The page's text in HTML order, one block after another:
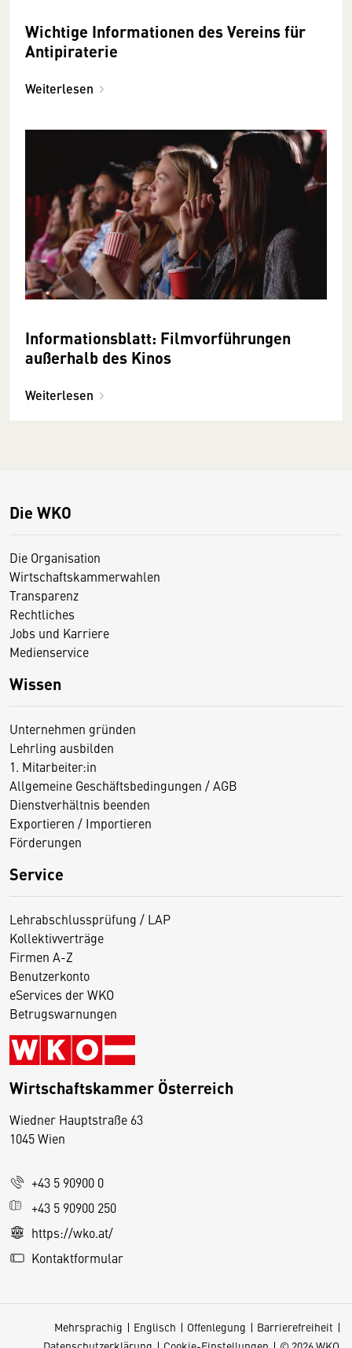
Wichtige Informationen des Vereins für
Antipiraterie
Weiterlesen
Informationsblatt: Filmvorführungen
außerhalb des Kinos
Weiterlesen
Die WKO
Die Organisation
Wirtschaftskammerwahlen
Transparenz
Rechtliches
Jobs und Karriere
Medienservice
Wissen
Unternehmen gründen
Lehrling ausbilden
1. Mitarbeiter:in
Allgemeine Geschäftsbedingungen / AGB
Dienstverhältnis beenden
Exportieren / Importieren
Förderungen
Service
Lehrabschlussprüfung / LAP
Kollektivverträge
Firmen A-Z
Benutzerkonto
eServices der WKO
Betrugswarnungen
Wirtschaftskammer Österreich
Wiedner Hauptstraße 63
1045 Wien
+43 5 90900 0
+43 5 90900 250
https://wko.at/
Kontaktformular
Mehrsprachig Englisch Offenlegung
Barrierefreiheit
D
s
e
S
e